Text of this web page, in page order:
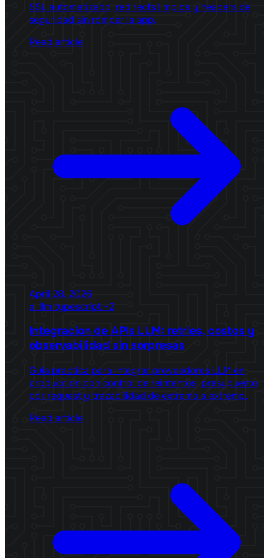
SSL automatizado, redirects limpios y headers de
seguridad sin romper la app.
Read article
April 28, 2026
ai llm typescript +2
Integracion de APIs LLM: retries, costos y
observabilidad sin sorpresas
Guia practica para integrar proveedores LLM en
produccion con control de reintentos, presupuesto
por request y trazabilidad de extremo a extremo.
Read article